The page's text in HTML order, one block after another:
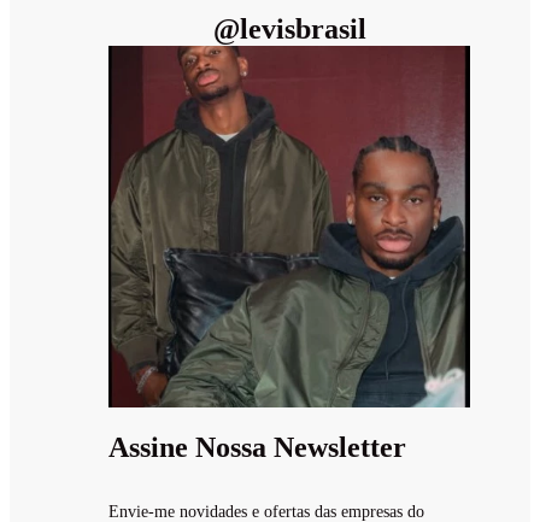
@levisbrasil
Assine Nossa Newsletter
Envie-me novidades e ofertas das empresas do